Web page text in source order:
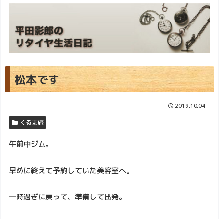
松本です
2019.10.04
くるま旅
午前中ジム。
早めに終えて予約していた美容室へ。
一時過ぎに戻って、準備して出発。